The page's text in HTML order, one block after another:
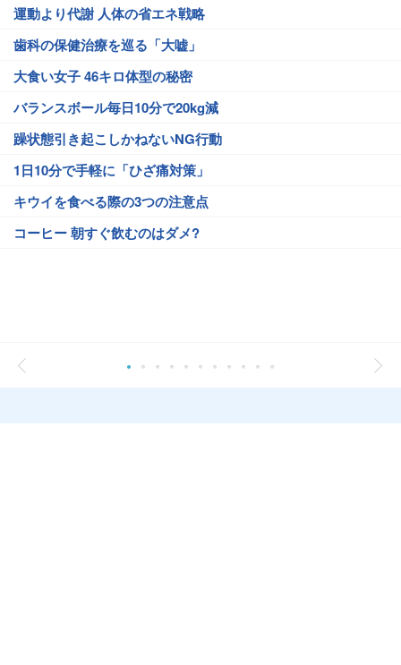
運動より代謝 人体の省エネ戦略
歯科の保健治療を巡る「大嘘」
大食い女子 46キロ体型の秘密
バランスボール毎日10分で20kg減
躁状態引き起こしかねないNG行動
1日10分で手軽に「ひざ痛対策」
キウイを食べる際の3つの注意点
コーヒー 朝すぐ飲むのはダメ?